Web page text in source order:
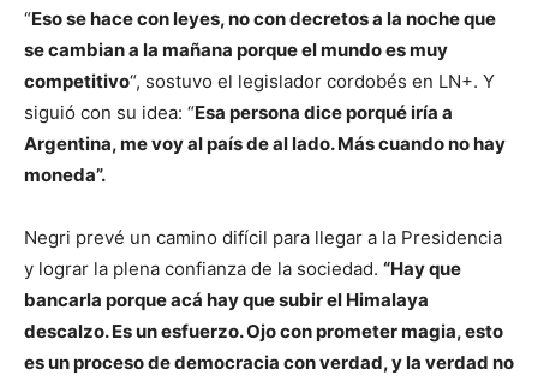
“Eso se hace con leyes, no con decretos a la noche que
se cambian a la mañana porque el mundo es muy
competitivo“, sostuvo el legislador cordobés en LN+. Y
siguió con su idea: “Esa persona dice porqué iría a
Argentina, me voy al país de al lado. Más cuando no hay
moneda”.
Negri prevé un camino difícil para llegar a la Presidencia
y lograr la plena confianza de la sociedad. “Hay que
bancarla porque acá hay que subir el Himalaya
descalzo. Es un esfuerzo. Ojo con prometer magia, esto
es un proceso de democracia con verdad, y la verdad no